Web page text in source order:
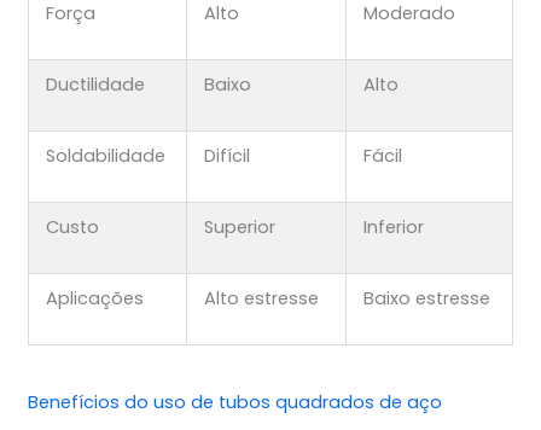
Força Alto Moderado
Ductilidade Baixo Alto
Soldabilidade Difícil Fácil
Custo Superior Inferior
Aplicações Alto estresse Baixo estresse
Benefícios do uso de tubos quadrados de aço